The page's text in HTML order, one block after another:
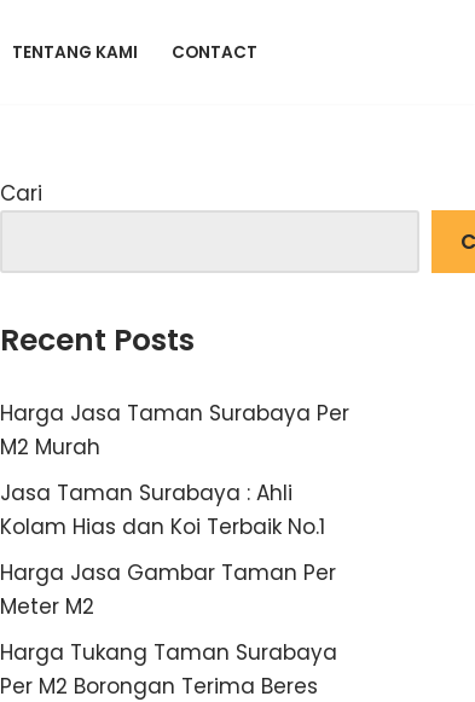
TENTANG KAMI CONTACT
Cari
Recent Posts
Harga Jasa Taman Surabaya Per
M2 Murah
Jasa Taman Surabaya : Ahli
Kolam Hias dan Koi Terbaik No.1
Harga Jasa Gambar Taman Per
Meter M2
Harga Tukang Taman Surabaya
Per M2 Borongan Terima Beres